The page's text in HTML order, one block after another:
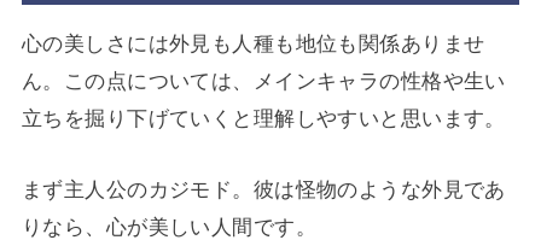
心の美しさには外見も人種も地位も関係ありませ
ん。この点については、メインキャラの性格や生い
立ちを掘り下げていくと理解しやすいと思います。
まず主人公のカジモド。彼は怪物のような外見であ
りなら、心が美しい人間です。